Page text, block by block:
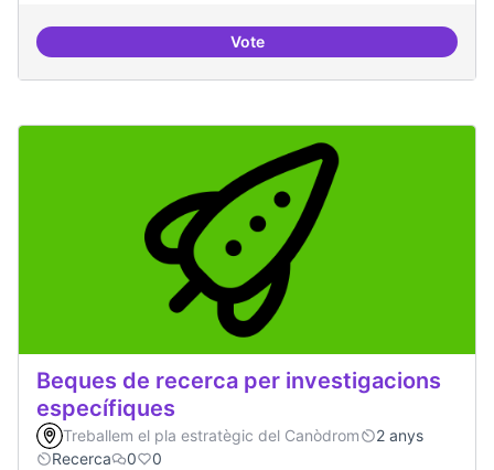
VoteDrets Humans i capa digital
Beques de recerca per investigacions
específiques
Treballem el pla estratègic del Canòdrom
2 anys
Recerca
0 0